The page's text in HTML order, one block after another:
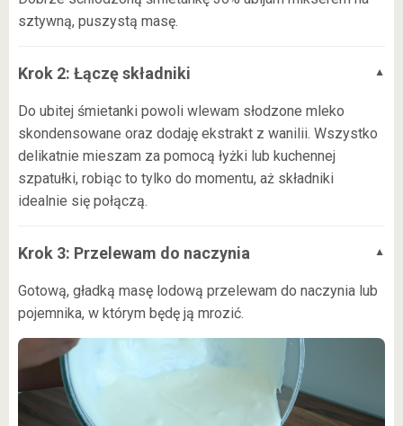
sztywną, puszystą masę.
Krok 2: Łączę składniki
Do ubitej śmietanki powoli wlewam słodzone mleko
skondensowane oraz dodaję ekstrakt z wanilii. Wszystko
delikatnie mieszam za pomocą łyżki lub kuchennej
szpatułki, robiąc to tylko do momentu, aż składniki
idealnie się połączą.
Krok 3: Przelewam do naczynia
Gotową, gładką masę lodową przelewam do naczynia lub
pojemnika, w którym będę ją mrozić.